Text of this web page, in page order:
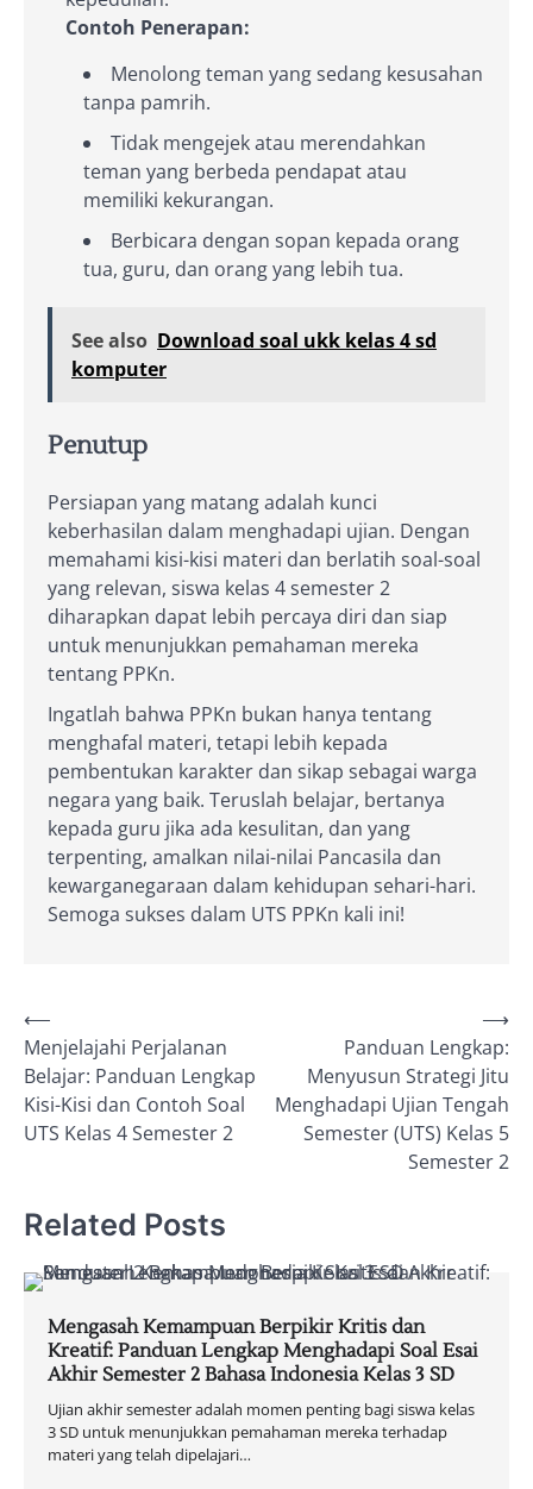
Contoh Penerapan:
Menolong teman yang sedang kesusahan
tanpa pamrih.
Tidak mengejek atau merendahkan
teman yang berbeda pendapat atau
memiliki kekurangan.
Berbicara dengan sopan kepada orang
tua, guru, dan orang yang lebih tua.
See also Download soal ukk kelas 4 sd
komputer
Penutup
Persiapan yang matang adalah kunci
keberhasilan dalam menghadapi ujian. Dengan
memahami kisi-kisi materi dan berlatih soal-soal
yang relevan, siswa kelas 4 semester 2
diharapkan dapat lebih percaya diri dan siap
untuk menunjukkan pemahaman mereka
tentang PPKn.
Ingatlah bahwa PPKn bukan hanya tentang
menghafal materi, tetapi lebih kepada
pembentukan karakter dan sikap sebagai warga
negara yang baik. Teruslah belajar, bertanya
kepada guru jika ada kesulitan, dan yang
terpenting, amalkan nilai-nilai Pancasila dan
kewarganegaraan dalam kehidupan sehari-hari.
Semoga sukses dalam UTS PPKn kali ini!
Post
navigation
⟵
Menjelajahi Perjalanan
Belajar: Panduan Lengkap
Kisi-Kisi dan Contoh Soal
UTS Kelas 4 Semester 2
Panduan Lengkap:
Menyusun Strategi Jitu
Menghadapi Ujian Tengah
Semester (UTS) Kelas 5
Semester 2
⟶
Related Posts
Mengasah Kemampuan Berpikir Kritis dan
Kreatif: Panduan Lengkap Menghadapi Soal Esai
Akhir Semester 2 Bahasa Indonesia Kelas 3 SD
Ujian akhir semester adalah momen penting bagi siswa kelas
3 SD untuk menunjukkan pemahaman mereka terhadap
materi yang telah dipelajari…